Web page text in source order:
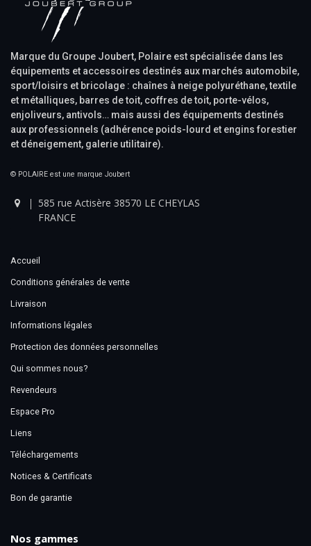
Marque du Groupe Joubert, Polaire est spécialisée dans les
équipements et accessoires destinés aux marchés automobile,
sport/loisirs et bricolage : chaînes à neige polyuréthane, textile
et métalliques, barres de toit, coffres de toit, porte-vélos,
enjoliveurs, antivols… mais aussi des équipements destinés
aux professionnels (adhérence poids-lourd et engins forestier
et déneigement, galerie utilitaire).
© POLAIRE est une marque Joubert
585 rue Actisère 38570 LE CHEYLAS
FRANCE
Accueil
Conditions générales de vente
Livraison
Informations légales
Protection des données personnelles
Qui sommes nous?
Revendeurs
Espace Pro
Liens
Téléchargements
Notices & Certificats
Bon de garantie
Nos gammes